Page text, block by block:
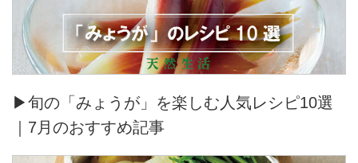
▶旬の「みょうが」を楽しむ人気レシピ10選
｜7月のおすすめ記事